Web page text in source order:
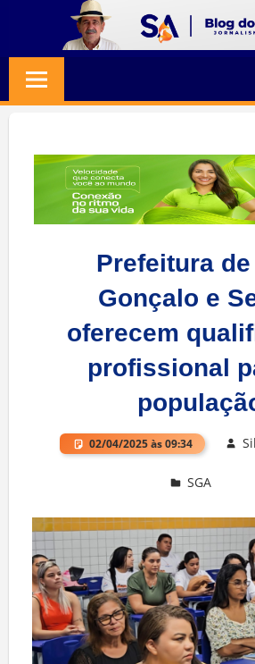
content
Jornalismo
Credibilidade
Prefeitura de
Gonçalo e
oferecem
profissional
02/04/2025 às 09:34
SGA